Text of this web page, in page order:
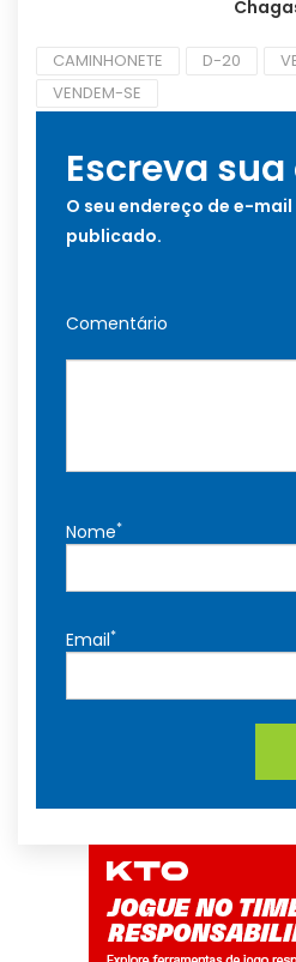
CAMINHONETE D-20
VENDEM-SE
Escreva
O seu endereço de e-
publicado.
Comentário
Nome*
Email*